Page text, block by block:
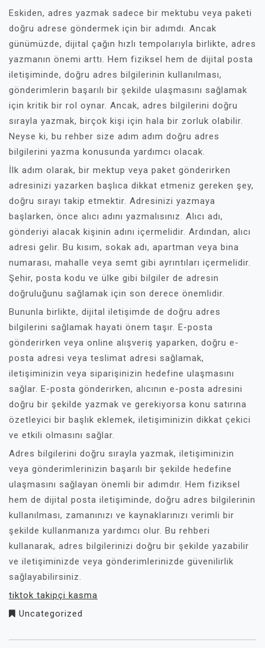
Eskiden, adres yazmak sadece bir mektubu veya paketi
doğru adrese göndermek için bir adımdı. Ancak
günümüzde, dijital çağın hızlı tempolarıyla birlikte, adres
yazmanın önemi arttı. Hem fiziksel hem de dijital posta
iletişiminde, doğru adres bilgilerinin kullanılması,
gönderimlerin başarılı bir şekilde ulaşmasını sağlamak
için kritik bir rol oynar. Ancak, adres bilgilerini doğru
sırayla yazmak, birçok kişi için hala bir zorluk olabilir.
Neyse ki, bu rehber size adım adım doğru adres
bilgilerini yazma konusunda yardımcı olacak.
İlk adım olarak, bir mektup veya paket gönderirken
adresinizi yazarken başlıca dikkat etmeniz gereken şey,
doğru sırayı takip etmektir. Adresinizi yazmaya
başlarken, önce alıcı adını yazmalısınız. Alıcı adı,
gönderiyi alacak kişinin adını içermelidir. Ardından, alıcı
adresi gelir. Bu kısım, sokak adı, apartman veya bina
numarası, mahalle veya semt gibi ayrıntıları içermelidir.
Şehir, posta kodu ve ülke gibi bilgiler de adresin
doğruluğunu sağlamak için son derece önemlidir.
Bununla birlikte, dijital iletişimde de doğru adres
bilgilerini sağlamak hayati önem taşır. E-posta
gönderirken veya online alışveriş yaparken, doğru e-
posta adresi veya teslimat adresi sağlamak,
iletişiminizin veya siparişinizin hedefine ulaşmasını
sağlar. E-posta gönderirken, alıcının e-posta adresini
doğru bir şekilde yazmak ve gerekiyorsa konu satırına
özetleyici bir başlık eklemek, iletişiminizin dikkat çekici
ve etkili olmasını sağlar.
Adres bilgilerini doğru sırayla yazmak, iletişiminizin
veya gönderimlerinizin başarılı bir şekilde hedefine
ulaşmasını sağlayan önemli bir adımdır. Hem fiziksel
hem de dijital posta iletişiminde, doğru adres bilgilerinin
kullanılması, zamanınızı ve kaynaklarınızı verimli bir
şekilde kullanmanıza yardımcı olur. Bu rehberi
kullanarak, adres bilgilerinizi doğru bir şekilde yazabilir
ve iletişiminizde veya gönderimlerinizde güvenilirlik
sağlayabilirsiniz.
tiktok takipçi kasma
Uncategorized